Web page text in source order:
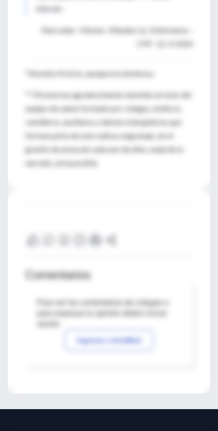
Allende-
Mercedes –Meche- Méndez Lic. Enfermería –
CPP- 12-3-2024
*Nombre ficticio, aunque era luminosa.
** Mi enorme agradecimiento también al resto del
equipo de salud, formado por colegas, médicos,
camilleros, auxiliares y demás trabajadores que
forman parte de este valioso engranaje, sin el
granito de arena de cada uno de ellos, nada de lo
narrado, sería posible.
Comentarios
Para ver los comentarios de colegas o
Ingresar a IntraMed